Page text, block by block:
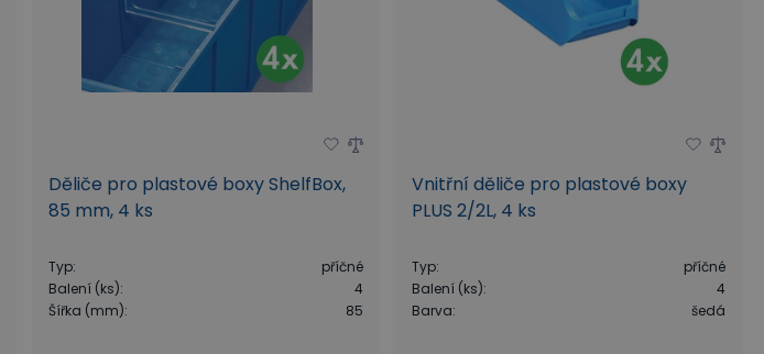
Děliče pro plastové boxy ShelfBox,
85 mm, 4 ks
Typ:
příčné
Balení (ks):
4
Šířka (mm): 85
Vnitřní děliče pro plastové boxy
PLUS 2/2L, 4 ks
Typ:
příčné
Balení (ks):
4
Barva: šedá